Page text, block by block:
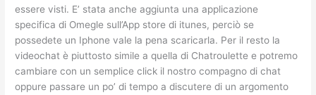
essere visti. E’ stata anche aggiunta una applicazione
specifica di Omegle sull’App store di itunes, perciò se
possedete un Iphone vale la pena scaricarla. Per il resto la
videochat è piuttosto simile a quella di Chatroulette e potremo
cambiare con un semplice click il nostro compagno di chat
oppure passare un po’ di tempo a discutere di un argomento